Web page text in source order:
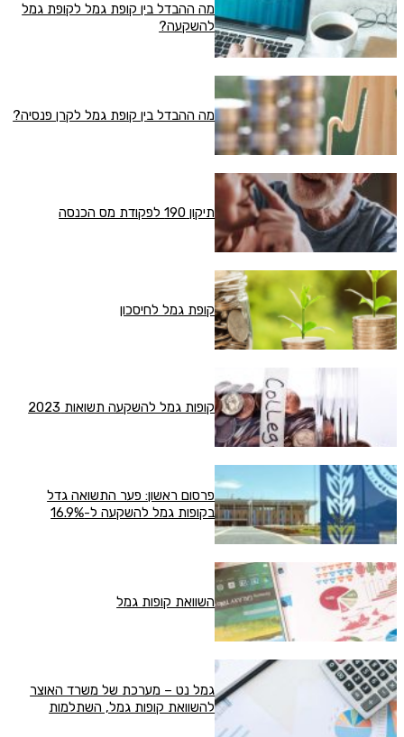
מה ההבדל בין קופת גמל לקופת גמל
להשקעה?
מה ההבדל בין קופת גמל לקרן פנסיה?
תיקון 190 לפקודת מס הכנסה
קופת גמל לחיסכון
קופות גמל להשקעה תשואות 2023
פרסום ראשון: פער התשואה גדל
בקופות גמל להשקעה ל-16.9%
השוואת קופות גמל
גמל נט – מערכת של משרד האוצר
להשוואת קופות גמל, השתלמות